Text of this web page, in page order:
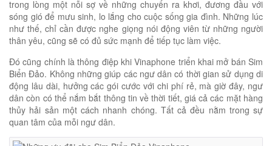
trong lòng một nỗi sợ về những chuyến ra khơi, đương đầu với
sóng gió để mưu sinh, lo lắng cho cuộc sống gia đình. Những lúc
như thế, chỉ cần được nghe giọng nói động viên từ những người
thân yêu, cũng sẽ có đủ sức mạnh để tiếp tục làm việc.
Đó cũng chính là thông điệp khi Vinaphone triển khai mở bán Sim
Biển Đảo. Không những giúp các ngư dân có thời gian sử dụng di
động lâu dài, hưởng các gói cước với chi phí rẻ, mà giờ đây, ngư
dân còn có thể nắm bắt thông tin về thời tiết, giá cả các mặt hàng
thủy hải sản một cách nhanh chóng. Tất cả đều nằm trong sự
quan tâm của mỗi ngư dân.